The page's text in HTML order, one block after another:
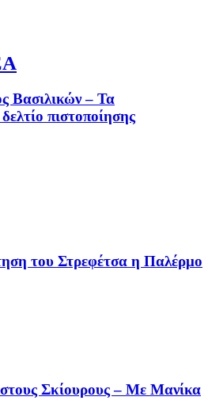
Βασιλικών – Τα
πιστοποίησης
του Στρεφέτσα η Παλέρμο
Σκίουρους – Με Μανίκα